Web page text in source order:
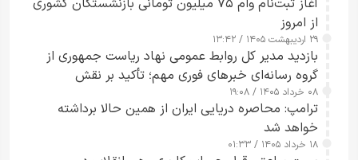
آغاز ثبت‌نام وام ۷۵ میلیون تومانی بازنشستگان کشوری
از امروز
۲۹ اردیبهشت ۱۴۰۵ / ۱۳:۴۲
بازدید مدیر کل روابط عمومی نهاد ریاست جمهوری از
گروه رسانه‌ای خبرهای فوری مهم؛ تأکید بر نقش
رسانه‌های هوشمند و مسئول در ارتقای آگاهی عمومی
۰۸ خرداد ۱۴۰۵ / ۱۹:۰۸
ترامپ: محاصره دریایی ایران از همین حالا برداشته
خواهد شد
۱۸ خرداد ۱۴۰۵ / ۰۱:۳۳